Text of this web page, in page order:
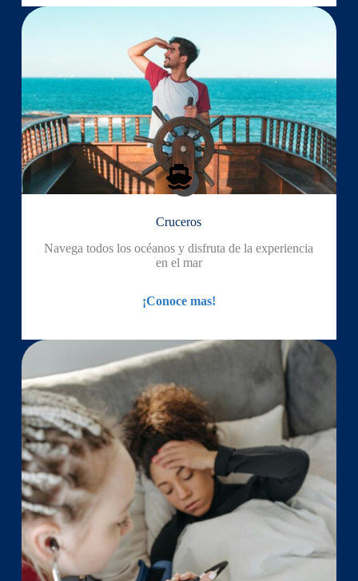
Cruceros
Navega todos los océanos y disfruta de la experiencia
en el mar
¡Conoce mas!